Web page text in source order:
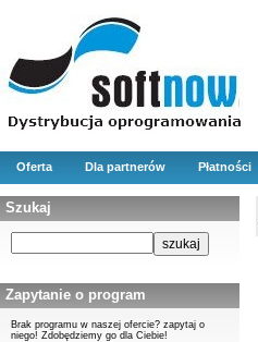
Oferta Dla partnerów Płatności
Szukaj
Zapytanie o program
Brak programu w naszej ofercie? zapytaj o
niego! Zdobędziemy go dla Ciebie!